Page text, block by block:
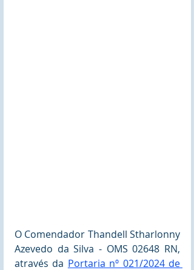
O Comendador Thandell Stharlonny
Azevedo da Silva - OMS 02648 RN,
através da Portaria nº 021/2024 de